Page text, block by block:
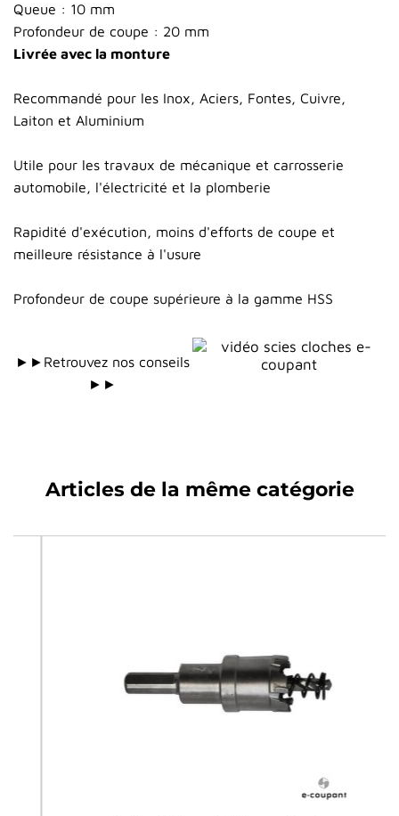
Queue : 10 mm
Profondeur de coupe : 20 mm
Livrée avec la monture
Recommandé pour les Inox, Aciers, Fontes, Cuivre,
Laiton et Aluminium
Utile pour les travaux de mécanique et carrosserie
automobile, l'électricité et la plomberie
Rapidité d'exécution, moins d'efforts de coupe et
meilleure résistance à l'usure
Profondeur de coupe supérieure à la gamme HSS
►►Retrouvez nos conseils
►►
Articles de la même catégorie